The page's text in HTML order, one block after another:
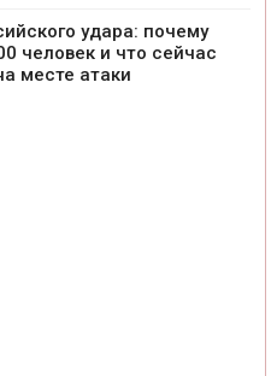
удара: почему
человек и что сейчас
месте атаки